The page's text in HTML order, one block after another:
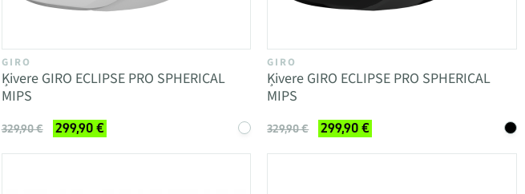
GIRO
Ķivere GIRO ECLIPSE PRO SPHERICAL
MIPS
329,90 € 299,90 €
GIRO
Ķivere GIRO ECLIPSE PRO SPHERICAL
MIPS
329,90 € 299,90 €